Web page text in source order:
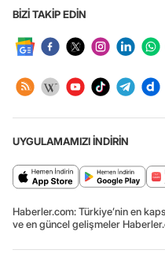
BİZİ TAKİP EDİN
UYGULAMAMIZI İNDİRİN
Haberler.com: Türkiye’nin en
ve en güncel gelişmeler